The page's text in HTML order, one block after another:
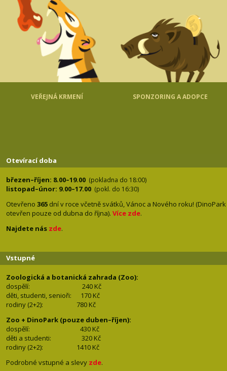
VEŘEJNÁ KRMENÍ SPONZORING A ADOPCE
Otevírací doba
březen–říjen: 8.00–19.00 (pokladna do 18:00)
listopad–únor: 9.00–17.00 (pokl. do 16:30)
Otevřeno 365 dní v roce včetně svátků, Vánoc a Nového roku! (DinoPark
otevřen pouze od dubna do října). Více zde.
Najdete nás zde.
Vstupné
Zoologická a botanická zahrada (Zoo):
dospělí:
240 Kč
děti, studenti, senioři: 170 Kč
rodiny (2+2): 780 Kč
Zoo + DinoPark (pouze duben–říjen):
dospělí: 430 Kč
děti a studenti: 320 Kč
rodiny (2+2): 1410 Kč
Podrobné vstupné a slevy zde.